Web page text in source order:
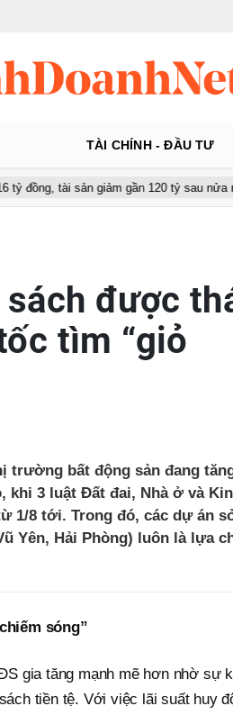
TÀI CHÍNH - ĐẦU TƯ
giảm gần 120 tỷ sau nửa năm
được
tìm “giỏ
trường bất động sản đang
khi 3 luật Đất đai, Nhà ở và
1/8 tới. Trong đó, các dự án
Yên, Hải Phòng) luôn là lựa
sóng”
gia tăng mạnh mẽ hơn nhờ sự
tiền tệ. Với việc lãi suất huy